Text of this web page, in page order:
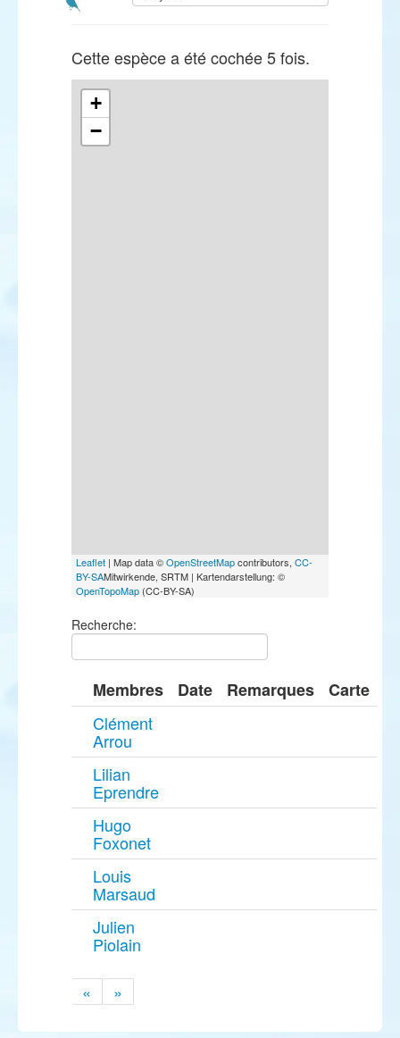
Cette espèce a été cochée 5 fois.
+
−
Leaflet | Map data ©OpenStreetMapcontributors, CC-
BY-SAMitwirkende, SRTM | Kartendarstellung: ©
OpenTopoMap (CC-BY-SA)
Recherche:
Membres Date Remarques
Carte
Clément
Arrou
Lilian
Eprendre
Hugo
Foxonet
Louis
Marsaud
Julien
Piolain
« »